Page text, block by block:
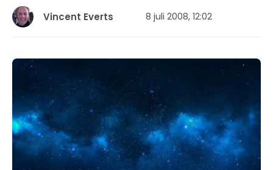
Vincent Everts 8 juli 2008, 12:02